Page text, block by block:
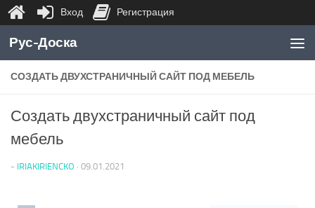
Перейти к содержимому
Рус-Доска
СОЗДАТЬ ДВУХСТРАНИЧНЫЙ САЙТ ПОД МЕБЕЛЬ
Создать двухстраничный сайт под
мебель
- IRIAKIRIENCKO · 09.01.2021
Вход Регистрация